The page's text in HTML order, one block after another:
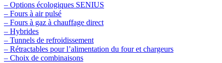
– Options écologiques SENIUS
– Fours à air pulsé
– Fours à gaz à chauffage direct
– Hybrides
– Tunnels de refroidissement
– Rétractables pour l’alimentation du four et chargeurs
– Choix de combinaisons